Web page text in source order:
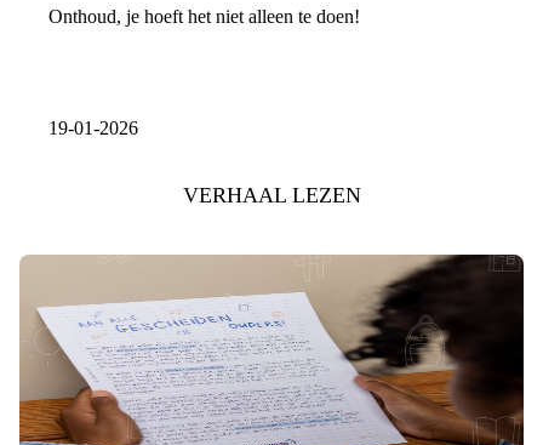
Onthoud, je hoeft het niet alleen te doen!
19-01-2026
VERHAAL LEZEN